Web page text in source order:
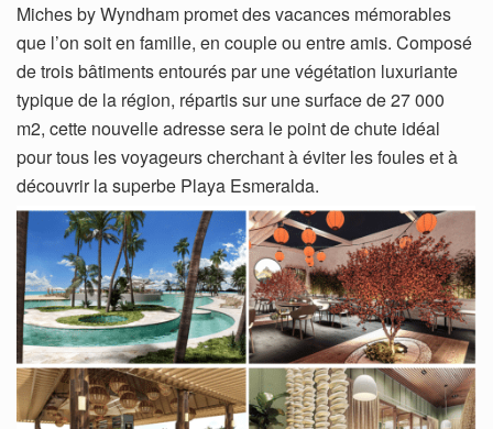
Miches by Wyndham promet des vacances mémorables
que l’on soit en famille, en couple ou entre amis. Composé
de trois bâtiments entourés par une végétation luxuriante
typique de la région, répartis sur une surface de 27 000
m2, cette nouvelle adresse sera le point de chute idéal
pour tous les voyageurs cherchant à éviter les foules et à
découvrir la superbe Playa Esmeralda.